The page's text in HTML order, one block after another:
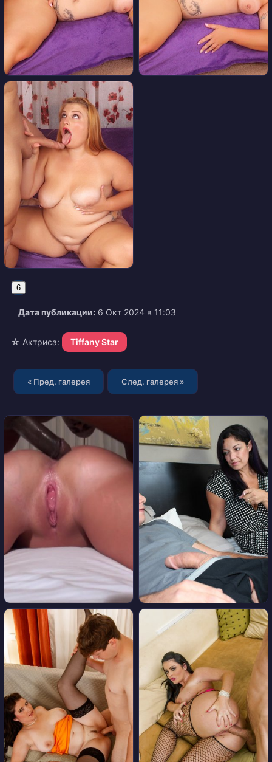
6
Дата публикации: 6 Окт 2024 в 11:03
☆ Актриса: Tiffany Star
« Пред. галерея След. галерея »